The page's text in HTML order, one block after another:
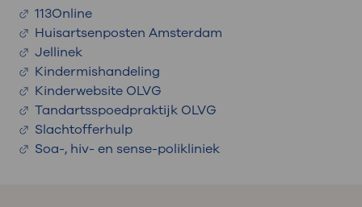
113Online
Huisartsenposten Amsterdam
Jellinek
Kindermishandeling
Kinderwebsite OLVG
Tandartsspoedpraktijk OLVG
Slachtofferhulp
Soa-, hiv- en sense-polikliniek